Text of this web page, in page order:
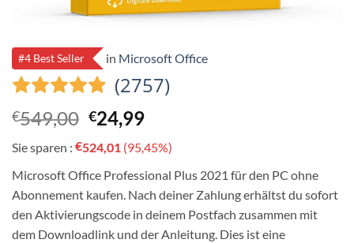
#4 Best Seller in Microsoft Office
(2757)
€549,00 Ursprünglicher
Preis
war:
€549,00.
€24,99Aktueller
Preis
ist:
€24,99.
Sie sparen : €524,01 (95,45%)
Microsoft Office Professional Plus 2021 für den PC ohne
Abonnement kaufen. Nach deiner Zahlung erhältst du sofort
den Aktivierungscode in deinem Postfach zusammen mit
dem Downloadlink und der Anleitung. Dies ist eine